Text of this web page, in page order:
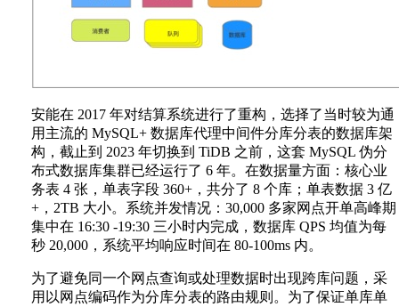
安能在 2017 年对结算系统进行了重构，选择了当时较为通
用主流的 MySQL+ 数据库代理中间件分库分表的数据库架
构，截止到 2023 年切换到 TiDB 之前，这套 MySQL 伪分
布式数据库集群已经运行了 6 年。在数据量方面：核心业
务表 4 张，单表字段 360+，共分了 8 个库；单表数据 3 亿
+，2TB 大小。系统并发情况：30,000 多家网点开单高峰期
集中在 16:30 -19:30 三小时内完成，数据库 QPS 均值为每
秒 20,000，系统平均响应时间在 80-100ms 内。
为了避免同一个网点查询或处理数据时出现跨库问题，采
用以网点编码作为分库分表的路由规则。为了保证单库单